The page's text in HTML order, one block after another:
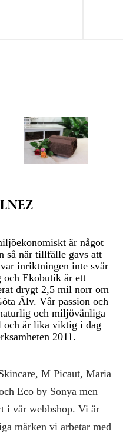
är något
så när tillfälle gavs att
inriktningen inte svår
och Ekobutik är ett
drygt 2,5 mil norr om
Älv. Vår passion och
och miljövänliga
och är lika viktig i dag
2011.
M Picaut, Maria
Eco by Sonya men
i vår webbshop. Vi är
märken vi arbetar med